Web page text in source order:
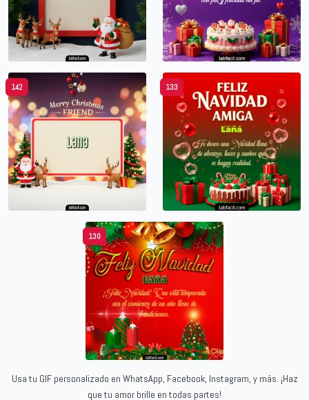
142 133
130
Usa tu GIF personalizado en WhatsApp, Facebook, Instagram, y más. ¡Haz
que tu amor brille en todas partes!